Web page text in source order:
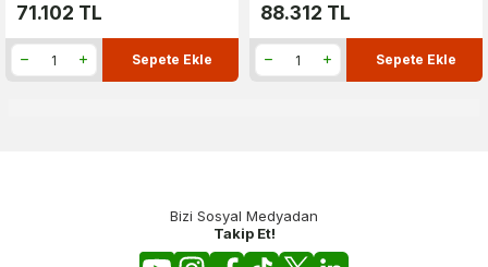
71.102 TL
Sepete Ekle
88.312 TL
Sepete Ekle
Bizi Sosyal Medyadan
Takip Et!